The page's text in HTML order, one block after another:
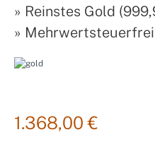
» Reinstes Gold
» Mehrwertsteuerfrei
1.368,00 €